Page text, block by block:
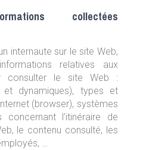
collectées
internaute sur le site Web,
relatives aux
consulter le site Web :
dynamiques), types et
(browser), systèmes
concernant l’itinéraire de
le contenu consulté, les
…